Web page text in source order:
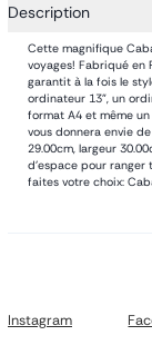
Description
Cette magnifique
voyages! Fabriqué en
garantit à la fois le
ordinateur 13", un
format A4 et même
vous donnera envie
29.00cm, largeur
d'espace pour ranger
faites votre choix:
Instagram